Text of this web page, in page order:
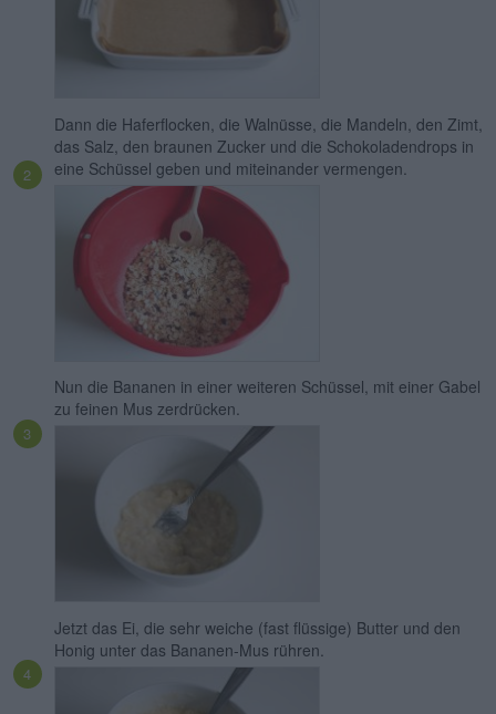
Dann die Haferflocken, die Walnüsse, die Mandeln, den Zimt,
das Salz, den braunen Zucker und die Schokoladendrops in
eine Schüssel geben und miteinander vermengen.
Nun die Bananen in einer weiteren Schüssel, mit einer Gabel
zu feinen Mus zerdrücken.
Jetzt das Ei, die sehr weiche (fast flüssige) Butter und den
Honig unter das Bananen-Mus rühren.